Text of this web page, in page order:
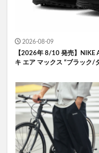
2026-08-09
【2026年 8/10 発売】NIKE
キ エア マックス “ブラック/